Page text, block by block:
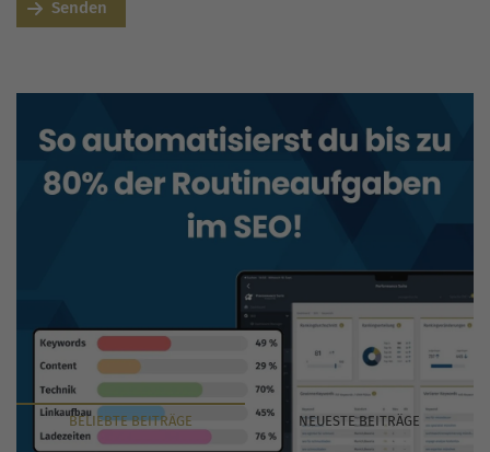
Senden
BELIEBTEBEITRÄGE NEUESTEBEITRÄGE